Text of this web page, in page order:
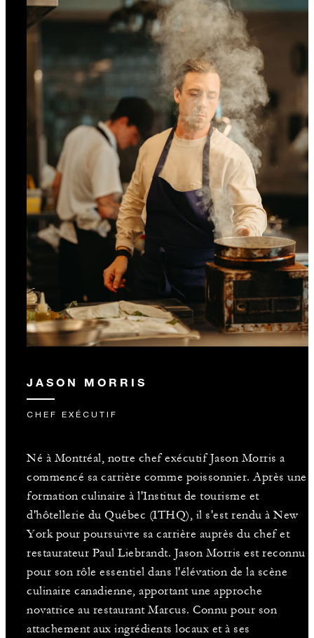
réservation. Non valables à certaines dates.
D’autres restrictions peuvent s’appliquer.
INCLUS
Petit-déjeuner québecois pour une à deux
personnes servi tous les jours au
Marcus (service de restauration en
non inclus)
PLUS DE DÉTAILS
JASON MORRIS
CHEF EXÉCUTIF
Né à Montréal, notre chef exécutif Jason Morris a
commencé sa carrière comme poissonnier. Après une
formation culinaire à l'Institut de tourisme et
d'hôtellerie du Québec (ITHQ), il s'est rendu à New
York pour poursuivre sa carrière auprès du chef et
restaurateur Paul Liebrandt. Jason Morris est reconnu
pour son rôle essentiel dans l'élévation de la scène
culinaire canadienne, apportant une approche
novatrice au restaurant Marcus. Connu pour son
attachement aux ingrédients locaux et à ses